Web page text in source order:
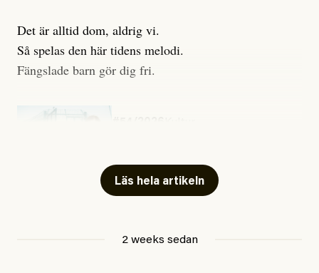
Det är alltid dom, aldrig vi.
Så spelas den här tidens melodi.
Fängslade barn gör dig fri.
Läs hela artikeln
2 weeks sedan